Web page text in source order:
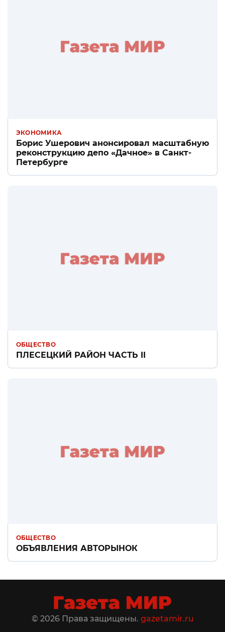
ЭКОНОМИКА
Борис Ушерович анонсировал масштабную
реконструкцию депо «Дачное» в Санкт-
Петербурге
ОБЩЕСТВО
ПЛЕСЕЦКИЙ РАЙОН ЧАСТЬ II
ОБЩЕСТВО
ОБЪЯВЛЕНИЯ АВТОРЫНОК
© 2026 Права защищены. gazetamir.ru